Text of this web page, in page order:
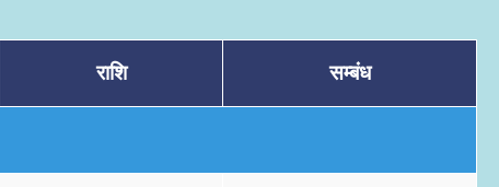
राशि सम्बंध